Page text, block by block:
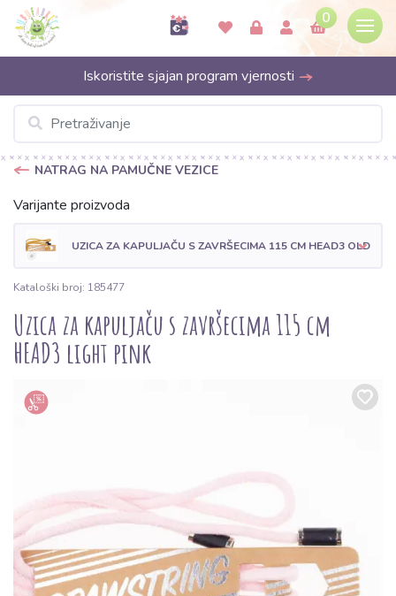
0
Iskoristite sjajan program vjernosti
NATRAG NA PAMUČNE VEZICE
Varijante proizvoda
UZICA ZA KAPULJAČU S ZAVRŠECIMA 115 CM HEAD3 OLD
Kataloški broj: 185477
Uzica za kapuljaču s završecima 115 cm
HEAD3 light pink